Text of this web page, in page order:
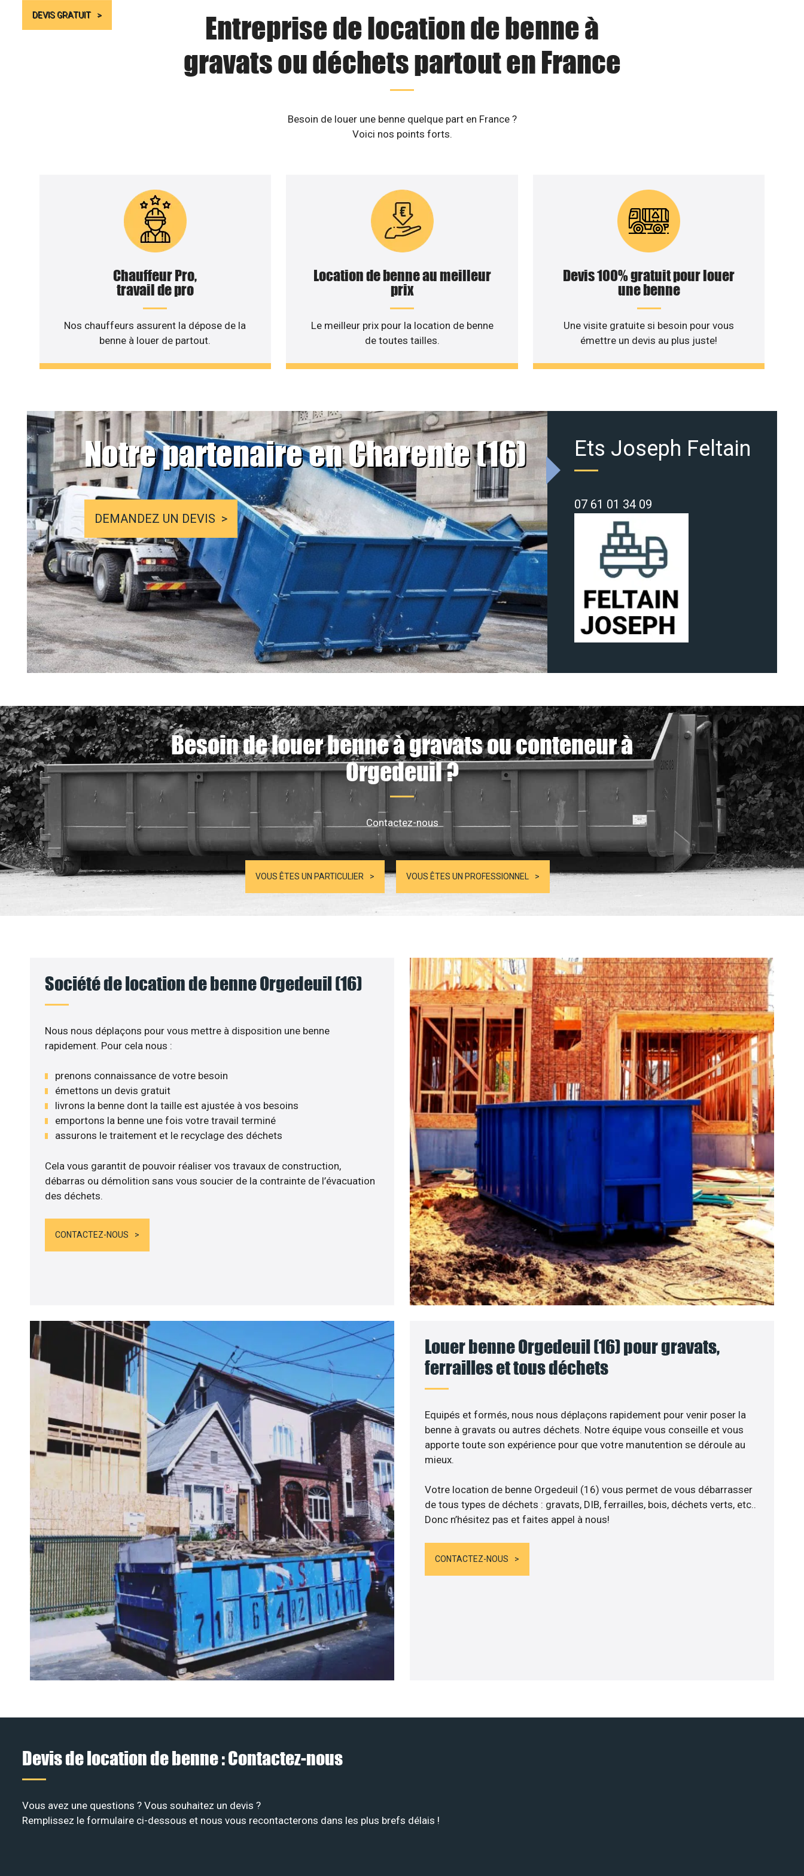
DEVIS GRATUIT
Entreprise de location de benne à
gravats ou déchets partout en France
Besoin de louer une benne quelque part en France ?
Voici nos points forts.
Chauffeur Pro,
travail de pro
Nos chauffeurs assurent la dépose de la
benne à louer de partout.
Location de benne au meilleur
prix
Le meilleur prix pour la location de benne
de toutes tailles.
Devis 100% gratuit pour louer
une benne
Une visite gratuite si besoin pour vous
émettre un devis au plus juste!
Notre partenaire en Charente (16)
DEMANDEZ UN DEVIS
Ets Joseph Feltain
07 61 01 34 09
Besoin de louer benne à gravats ou conteneur à
Orgedeuil ?
Contactez-nous
VOUS ÊTES UN PARTICULIER VOUS ÊTES UN PROFESSIONNEL
Société de location de benne Orgedeuil (16)
Nous nous déplaçons pour vous mettre à disposition une benne
rapidement. Pour cela nous :
prenons connaissance de votre besoin
émettons un devis gratuit
livrons la benne dont la taille est ajustée à vos besoins
emportons la benne une fois votre travail terminé
assurons le traitement et le recyclage des déchets
Cela vous garantit de pouvoir réaliser vos travaux de construction,
débarras ou démolition sans vous soucier de la contrainte de l’évacuation
des déchets.
CONTACTEZ-NOUS
Louer benne Orgedeuil (16) pour gravats,
ferrailles et tous déchets
Equipés et formés, nous nous déplaçons rapidement pour venir poser la
benne à gravats ou autres déchets. Notre équipe vous conseille et vous
apporte toute son expérience pour que votre manutention se déroule au
mieux.
Votre location de benne Orgedeuil (16) vous permet de vous débarrasser
de tous types de déchets : gravats, DIB, ferrailles, bois, déchets verts, etc..
Donc n’hésitez pas et faites appel à nous!
CONTACTEZ-NOUS
Devis de location de benne : Contactez-nous
Vous avez une questions ? Vous souhaitez un devis ?
Remplissez le formulaire ci-dessous et nous vous recontacterons dans les plus brefs délais !